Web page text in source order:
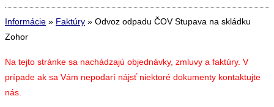
Informácie » Faktúry » Odvoz odpadu ČOV Stupava na skládku
Zohor
Na tejto stránke sa nachádzajú objednávky, zmluvy a faktúry. V
prípade ak sa Vám nepodarí nájsť niektoré dokumenty kontaktujte
nás.